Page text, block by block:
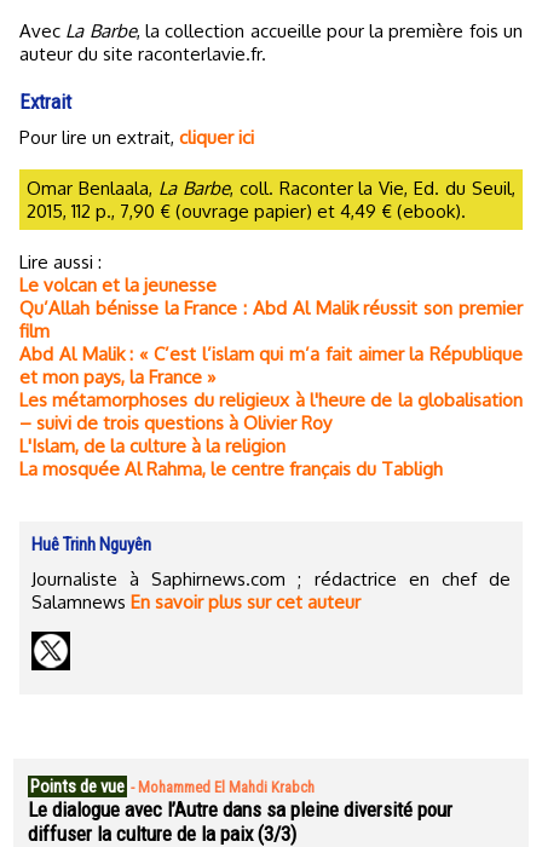
Avec La Barbe, la collection accueille pour la première fois un
auteur du site raconterlavie.fr.
Extrait
Pour lire un extrait, cliquer ici
Omar Benlaala, La Barbe, coll. Raconter la Vie, Ed. du Seuil,
2015, 112 p., 7,90 € (ouvrage papier) et 4,49 € (ebook).
Lire aussi :
Le volcan et la jeunesse
Qu’Allah bénisse la France : Abd Al Malik réussit son premier
film
Abd Al Malik : « C’est l’islam qui m’a fait aimer la République
et mon pays, la France »
Les métamorphoses du religieux à l'heure de la globalisation
– suivi de trois questions à Olivier Roy
L'Islam, de la culture à la religion
La mosquée Al Rahma, le centre français du Tabligh
Huê Trinh Nguyên
Journaliste à Saphirnews.com ; rédactrice en chef de
Salamnews En savoir plus sur cet auteur
Points de vue - Mohammed El Mahdi Krabch
Le dialogue avec l’Autre dans sa pleine diversité pour
diffuser la culture de la paix (3/3)